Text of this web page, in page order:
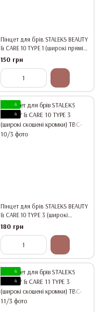
Пінцет для брів STALEKS BEAUTY
& CARE 10 TYPE 1 (широкі прямі
кромки)
150 грн
4
4
Пінцет для брів STALEKS BEAUTY
& CARE 10 TYPE 3 (широкі
скошені кромки)
180 грн
4
4